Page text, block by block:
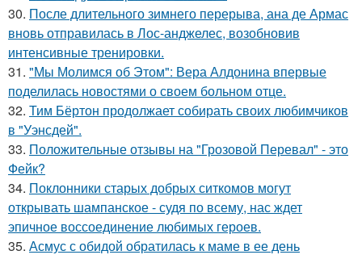
30. После длительного зимнего перерыва, ана де Армас
вновь отправилась в Лос-анджелес, возобновив
интенсивные тренировки.
31. "Мы Молимся об Этом": Вера Алдонина впервые
поделилась новостями о своем больном отце.
32. Тим Бёртон продолжает собирать своих любимчиков
в "Уэнсдей".
33. Положительные отзывы на "Грозовой Перевал" - это
Фейк?
34. Поклонники старых добрых ситкомов могут
открывать шампанское - судя по всему, нас ждет
эпичное воссоединение любимых героев.
35. Асмус с обидой обратилась к маме в ее день